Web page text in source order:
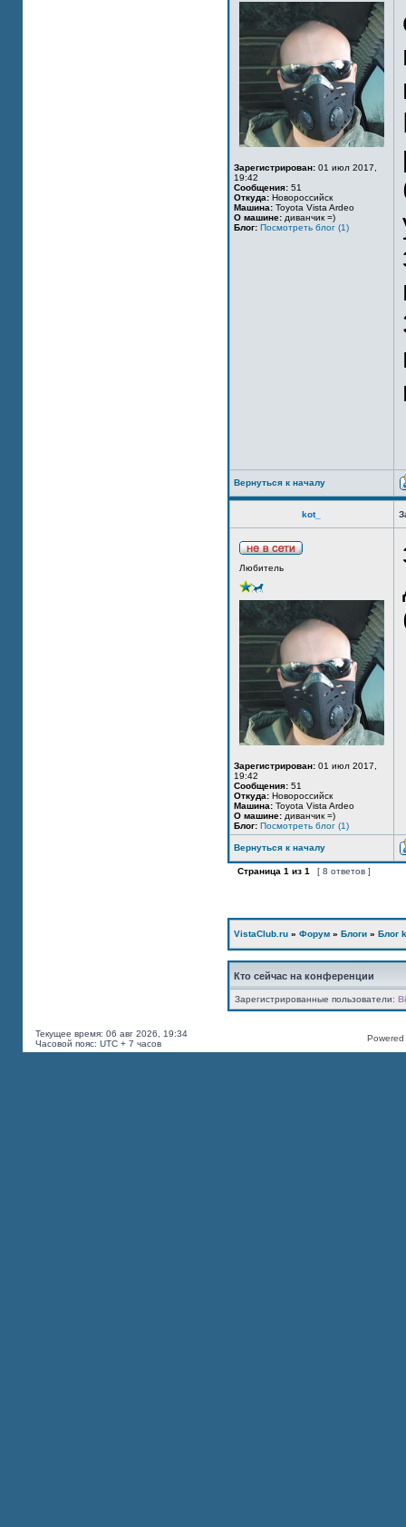
Зарегистрирован: 01 июл 2017,
19:42
Сообщения: 51
Откуда: Новороссийск
Машина: Toyota Vista Ardeo
О машине: диванчик =)
Блог: Посмотреть блог (1)
Вернуться к началу
kot_
Любитель
Зарегистрирован: 01 июл 2017,
19:42
Сообщения: 51
Откуда: Новороссийск
Машина: Toyota Vista Ardeo
О машине: диванчик =)
Блог: Посмотреть блог (1)
Вернуться к началу
Страница 1 из 1 [ 8 ответов ]
VistaClub.ru » Форум » Блоги » Блог
Кто сейчас на конференции
Зарегистрированные пользователи:
Текущее время: 06 авг 2026, 19:34
Часовой пояс: UTC + 7 часов